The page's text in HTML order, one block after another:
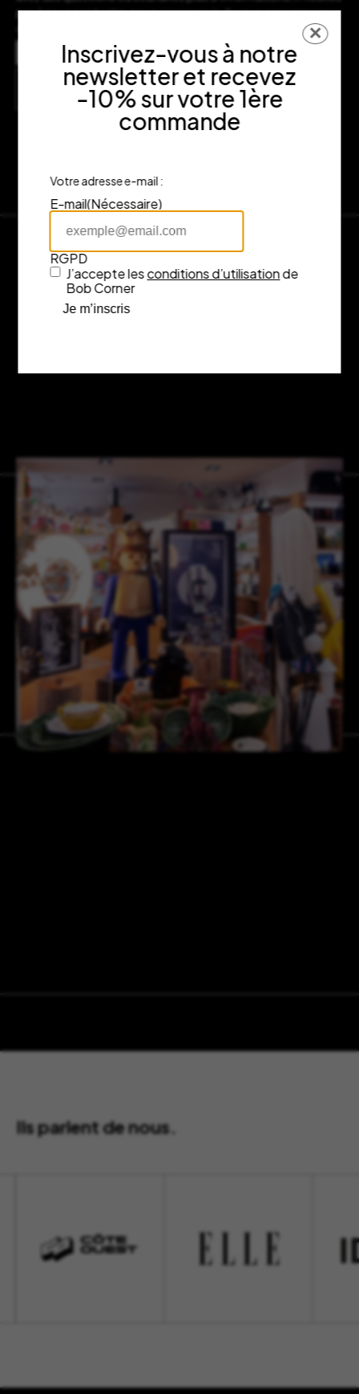
pas à nous contacter, nous serons ravis de vous accompagner
Adresse
7 rue Fénelon, 33000 Bordeaux
Consulter l’itinéraire sur Google Maps
Ils parlent de nous.
Inscrivez-vous à notre
newsletter et recevez
-10% sur votre 1ère
commande
Votre adresse e-mail :
E-mail(Nécessaire)
RGPD
J’accepte lesconditions d’utilisationde
Bob Corner
Je m’inscris
✕